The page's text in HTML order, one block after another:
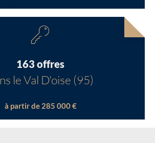
163 offres
le Val D'oise (95)
à partir de 285 000 €